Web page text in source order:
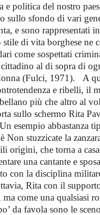
e politica del nostro
sullo sfondo di vari
e sono rappresentati
di vita borghese ne
come sospettati
al di sopra di
(Fulci, 1971). A
e ribelli, il
più che altro al
sullo schermo Rita
esempio abbastanza
Non stuzzicate la
origini, che torna a casa
una cantante e
con la disciplina
Rita con il
come una qualsiasi
da favola sono le